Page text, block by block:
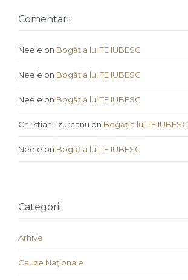
Comentarii
Neele on Bogăția lui TE IUBESC
Neele on Bogăția lui TE IUBESC
Neele on Bogăția lui TE IUBESC
Christian Tzurcanu on Bogăția lui TE IUBESC
Neele on Bogăția lui TE IUBESC
Categorii
Arhive
Cauze Naţionale